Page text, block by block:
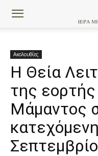
Ακολουθίες
Η Θεία
της
Μάμαντος